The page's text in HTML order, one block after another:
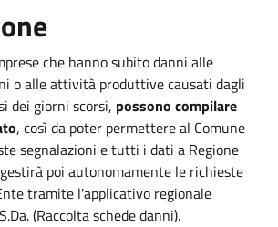
che hanno subito danni alle
o alle attività produttive causati dagli
dei giorni scorsi, possono compilare
, così da poter permettere al Comune
segnalazioni e tutti i dati a Regione
poi autonomamente le richieste
tramite l'applicativo regionale
(Raccolta schede danni).